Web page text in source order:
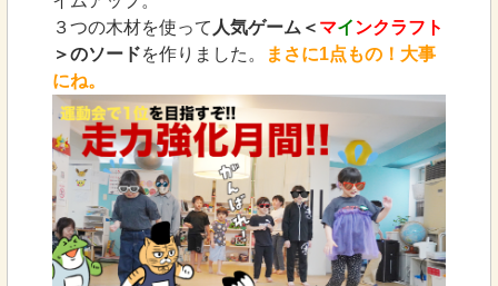
３つの木材を使って 人気ゲーム＜ マイ ンクラフト
＞のソードを作りました。
まさに1点もの！大事
にね。